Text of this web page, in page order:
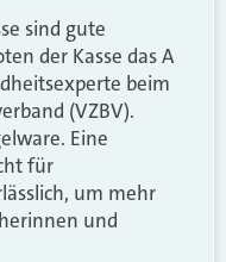
sind gute
der Kasse das A
beim
(VZBV).
Eine
für
um mehr
und